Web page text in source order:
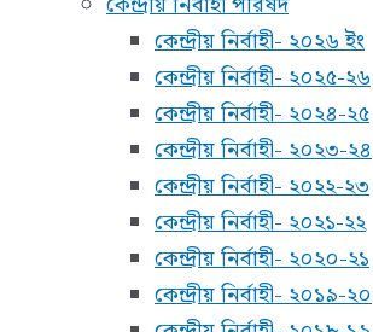
কেন্দ্রীয় নির্বাহী- ২০২৬ ইং
কেন্দ্রীয় নির্বাহী- ২০২৫-২৬
কেন্দ্রীয় নির্বাহী- ২০২৪-২৫
কেন্দ্রীয় নির্বাহী- ২০২৩-২৪
কেন্দ্রীয় নির্বাহী- ২০২২-২৩
কেন্দ্রীয় নির্বাহী- ২০২১-২২
কেন্দ্রীয় নির্বাহী- ২০২০-২১
কেন্দ্রীয় নির্বাহী- ২০১৯-২০